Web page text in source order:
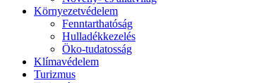
Környezetvédelem
Fenntarthatóság
Hulladékkezelés
Öko-tudatosság
Klímavédelem
Turizmus